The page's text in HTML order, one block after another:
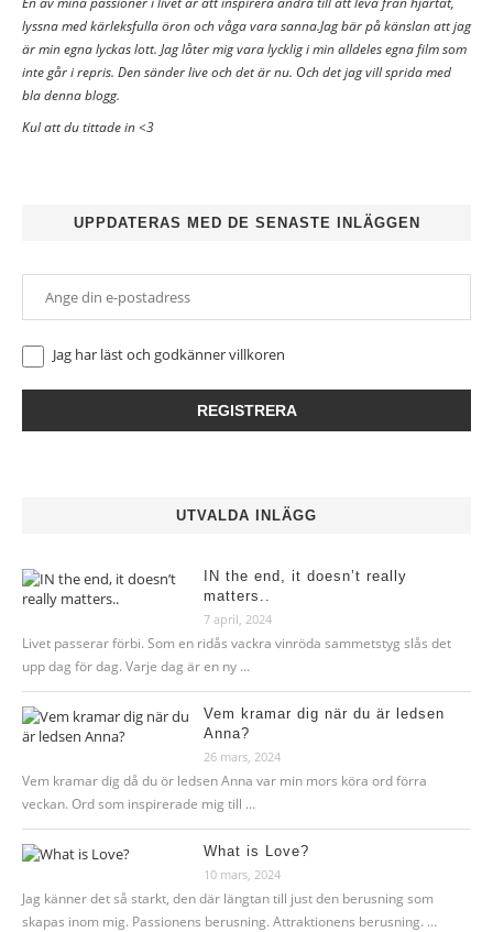
lyssna med kärleksfulla öron och våga vara sanna.Jag bär på känslan att jag
är min egna lyckas lott. Jag låter mig vara lycklig i min alldeles egna film som
inte går i repris. Den sänder live och det är nu. Och det jag vill sprida med
bla denna blogg.
Kul att du tittade in <3
UPPDATERAS MED DE SENASTE INLÄGGEN
Jag har läst och godkännervillkoren
UTVALDA INLÄGG
IN the end, it doesn’t really
matters..
7 april, 2024
Livet passerar förbi. Som en ridås vackra vinröda sammetstyg slås det
upp dag för dag. Varje dag är en ny …
Vem kramar dig när du är ledsen
Anna?
26 mars, 2024
Vem kramar dig då du ör ledsen Anna var min mors köra ord förra
veckan. Ord som inspirerade mig till …
What is Love?
10 mars, 2024
Jag känner det så starkt, den där längtan till just den berusning som
skapas inom mig. Passionens berusning. Attraktionens berusning. …